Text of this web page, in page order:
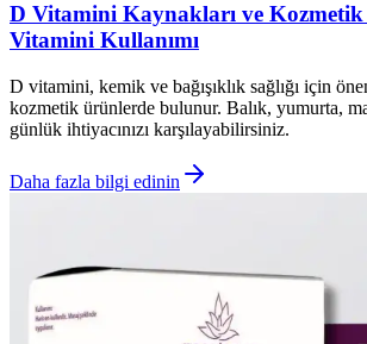
D Vitamini Kaynakları ve
Vitamini Kullanımı
D vitamini, kemik ve bağışıklık sağlığı için
kozmetik ürünlerde bulunur. Balık, yumurta,
günlük ihtiyacınızı karşılayabilirsiniz.
Daha fazla bilgi edinin